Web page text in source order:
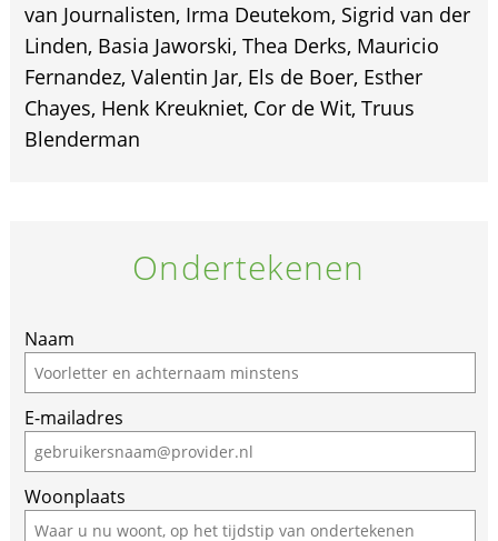
van Journalisten, Irma Deutekom, Sigrid van der
Linden, Basia Jaworski, Thea Derks, Mauricio
Fernandez, Valentin Jar, Els de Boer, Esther
Chayes, Henk Kreukniet, Cor de Wit, Truus
Blenderman
Ondertekenen
Naam
E-mailadres
Woonplaats